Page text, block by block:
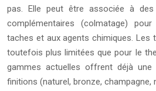
pas. Elle peut être associée à des
complémentaires (colmatage)
taches et aux agents chimiques. Les
toutefois plus limitées que pour le
gammes actuelles offrent déjà une
finitions (naturel, bronze, champagne,